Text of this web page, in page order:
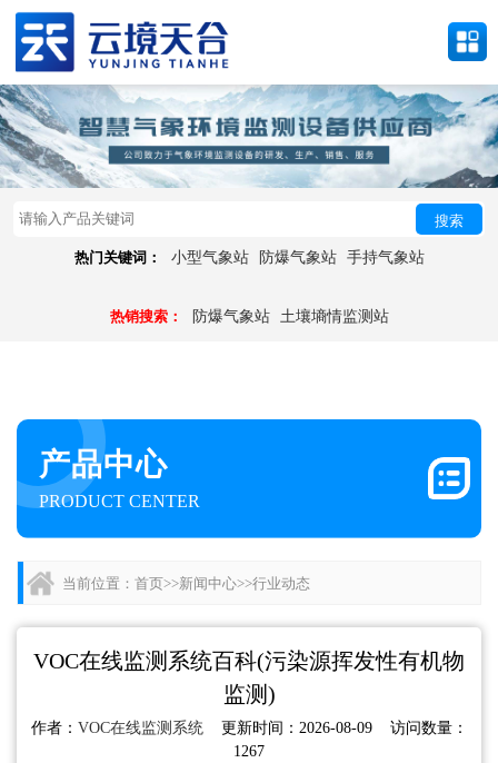
搜索
热门关键词： 小型气象站 防爆气象站 手持气象站
热销搜索： 防爆气象站 土壤墒情监测站
产品中心
PRODUCT CENTER
当前位置： 首页>>新闻中心>>行业动态
VOC在线监测系统百科(污染源挥发性有机物
监测)
作者： VOC在线监测系统更新时间：2026-08-09 访问数量：
1267